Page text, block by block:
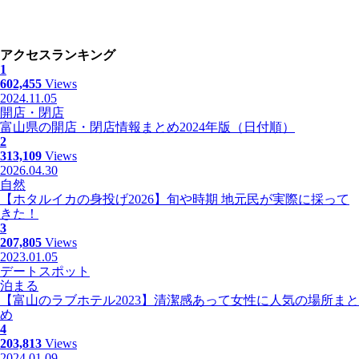
アクセスランキング
1
602,455 Views
2024.11.05
開店・閉店
富山県の開店・閉店情報まとめ2024年版（日付順）
2
313,109 Views
2026.04.30
自然
【ホタルイカの身投げ2026】旬や時期 地元民が実際に採って
きた！
3
207,805 Views
2023.01.05
デートスポット
泊まる
【富山のラブホテル2023】清潔感あって女性に人気の場所まと
め
4
203,813 Views